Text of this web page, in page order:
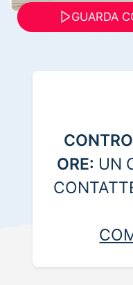
GUARDA
ORE: UN